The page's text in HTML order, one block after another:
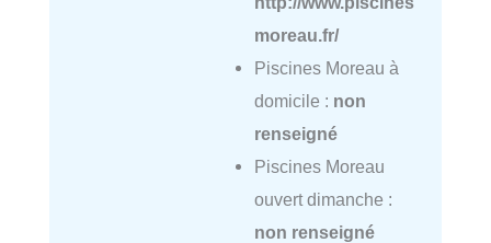
moreau.fr/
Piscines Moreau à
domicile : non
renseigné
Piscines Moreau
ouvert dimanche :
non renseigné